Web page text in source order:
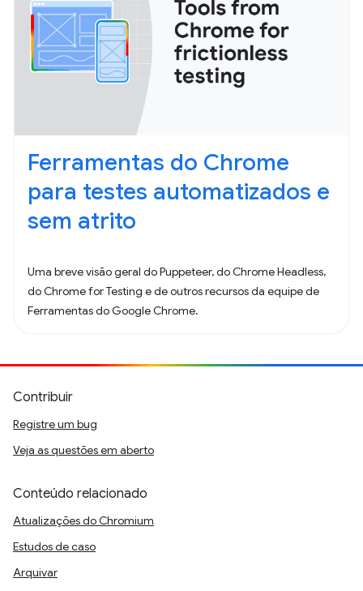
Ferramentas do Chrome
para testes automatizados e
sem atrito
Uma breve visão geral do Puppeteer, do Chrome Headless,
do Chrome for Testing e de outros recursos da equipe de
Ferramentas do Google Chrome.
Contribuir
Registre um bug
Veja as questões em aberto
Conteúdo relacionado
Atualizações do Chromium
Estudos de caso
Arquivar